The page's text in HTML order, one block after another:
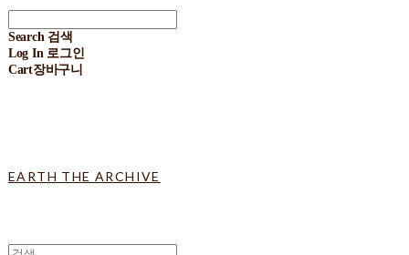
Search 검색
Log In 로그인
Cart장바구니
EARTH THE ARCHIVE